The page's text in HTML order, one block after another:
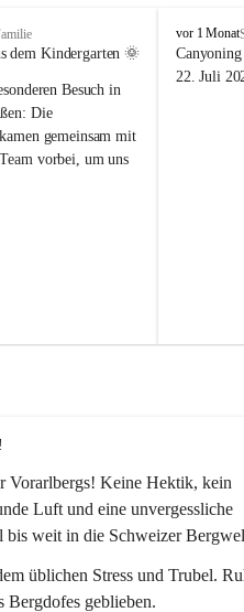
dem Kindergarten 🌞
Besuch in
Die
gemeinsam mit
vorbei, um uns
V
i
k
vor 1 Monat
22. Juli
Vorarlbergs! Keine Hektik, kein
Luft und eine unvergessliche
bis weit in die Schweizer
üblichen Stress und Trubel.
Bergdofes geblieben.